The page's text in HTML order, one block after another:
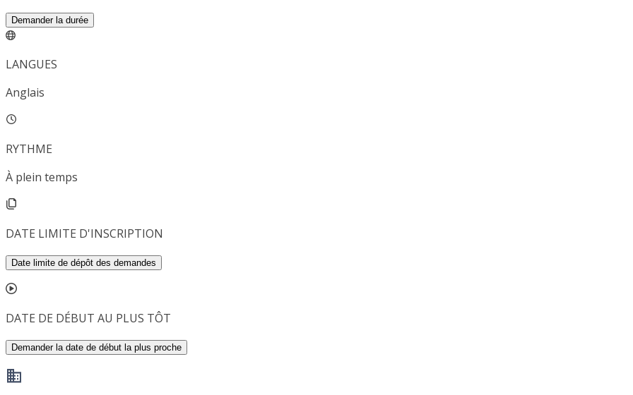
Demander la durée
LANGUES
Anglais
RYTHME
À plein temps
DATE LIMITE D'INSCRIPTION
Date limite de dépôt des demandes
DATE DE DÉBUT AU PLUS TÔT
Demander la date de début la plus proche